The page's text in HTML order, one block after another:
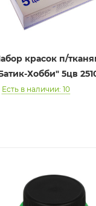
красок п/
Хобби" 5цв
Есть в наличии: 10